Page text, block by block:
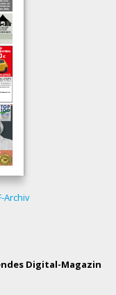
Archiv
Digital-Magazin